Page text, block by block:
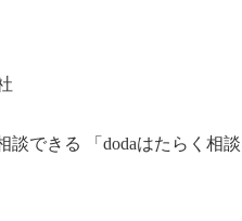
できる 「dodaはたらく相